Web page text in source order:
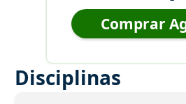
Comprar
Disciplinas